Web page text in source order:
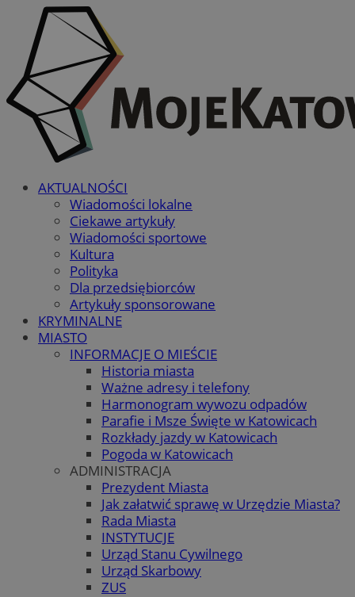
AKTUALNOŚCI
Wiadomości lokalne
Ciekawe artykuły
Wiadomości sportowe
Kultura
Polityka
Dla przedsiębiorców
Artykuły sponsorowane
KRYMINALNE
MIASTO
INFORMACJE O MIEŚCIE
Historia miasta
Ważne adresy i telefony
Harmonogram wywozu odpadów
Parafie i Msze Święte w Katowicach
Rozkłady jazdy w Katowicach
Pogoda w Katowicach
ADMINISTRACJA
Prezydent Miasta
Jak załatwić sprawę w Urzędzie Miasta?
Rada Miasta
INSTYTUCJE
Urząd Stanu Cywilnego
Urząd Skarbowy
ZUS